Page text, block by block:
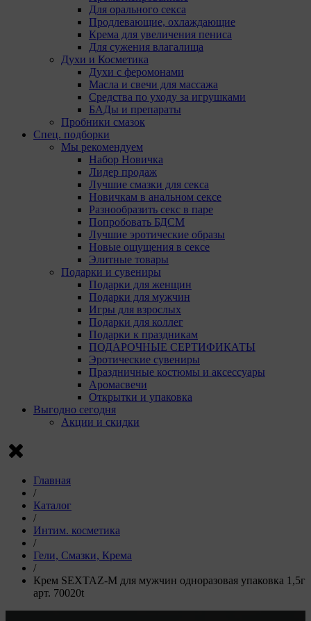
Для орального секса
Продлевающие, охлаждающие
Крема для увеличения пениса
Для сужения влагалища
Духи и Косметика
Духи с феромонами
Масла и свечи для массажа
Средства по уходу за игрушками
БАДы и препараты
Пробники смазок
Спец. подборки
Мы рекомендуем
Набор Новичка
Лидер продаж
Лучшие смазки для секса
Новичкам в анальном сексе
Разнообразить секс в паре
Попробовать БДСМ
Лучшие эротические образы
Новые ощущения в сексе
Элитные товары
Подарки и сувениры
Подарки для женщин
Подарки для мужчин
Игры для взрослых
Подарки для коллег
Подарки к праздникам
ПОДАРОЧНЫЕ СЕРТИФИКАТЫ
Эротические сувениры
Праздничные костюмы и аксессуары
Аромасвечи
Открытки и упаковка
Выгодно сегодня
Акции и скидки
Главная
/
Каталог
/
Интим. косметика
/
Гели, Смазки, Крема
/
Крем SEXTAZ-M для мужчин одноразовая упаковка 1,5г
арт. 70020t